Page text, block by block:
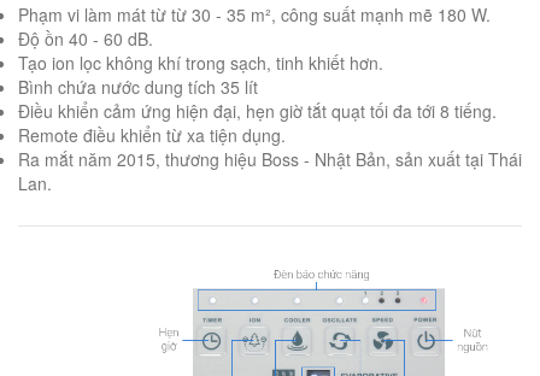
Phạm vi làm mát từ từ 30 - 35 m², công suất mạnh mẽ 180 W.
Độ ồn 40 - 60 dB.
Tạo ion lọc không khí trong sạch, tinh khiết hơn.
Bình chứa nước dung tích 35 lít
Điều khiển cảm ứng hiện đại, hẹn giờ tắt quạt tối đa tới 8 tiếng.
Remote điều khiển từ xa tiện dụng.
Ra mắt năm 2015, thương hiệu Boss - Nhật Bản, sản xuất tại Thái
Lan.